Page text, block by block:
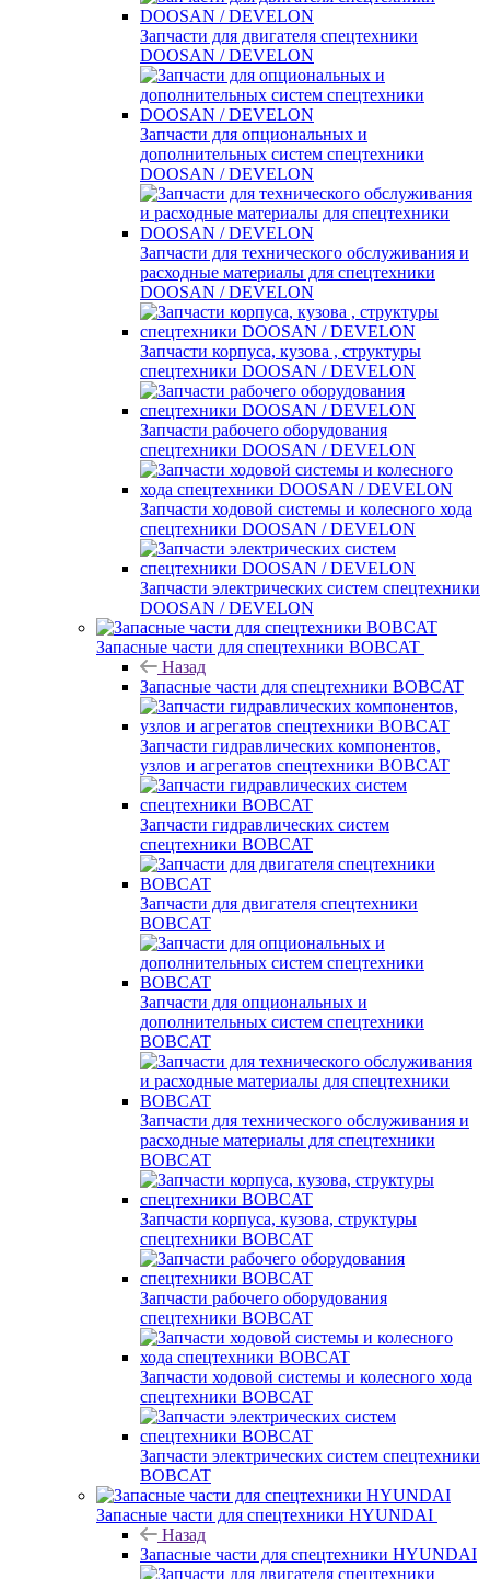
Запчасти для двигателя спецтехники
DOOSAN / DEVELON
Запчасти для опциональных и
дополнительных систем спецтехники
DOOSAN / DEVELON
Запчасти для технического обслуживания и
расходные материалы для спецтехники
DOOSAN / DEVELON
Запчасти корпуса, кузова , структуры
спецтехники DOOSAN / DEVELON
Запчасти рабочего оборудования
спецтехники DOOSAN / DEVELON
Запчасти ходовой системы и колесного хода
спецтехники DOOSAN / DEVELON
Запчасти электрических систем спецтехники
DOOSAN / DEVELON
Запасные части для спецтехники BOBCAT
Назад
Запасные части для спецтехники BOBCAT
Запчасти гидравлических компонентов,
узлов и агрегатов спецтехники BOBCAT
Запчасти гидравлических систем
спецтехники BOBCAT
Запчасти для двигателя спецтехники
BOBCAT
Запчасти для опциональных и
дополнительных систем спецтехники
BOBCAT
Запчасти для технического обслуживания и
расходные материалы для спецтехники
BOBCAT
Запчасти корпуса, кузова, структуры
спецтехники BOBCAT
Запчасти рабочего оборудования
спецтехники BOBCAT
Запчасти ходовой системы и колесного хода
спецтехники BOBCAT
Запчасти электрических систем спецтехники
BOBCAT
Запасные части для спецтехники HYUNDAI
Назад
Запасные части для спецтехники HYUNDAI